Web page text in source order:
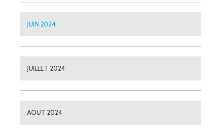
JUIN 2024
JUILLET 2024
AOUT 2024